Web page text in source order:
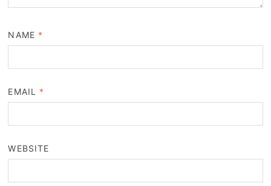
NAME *
EMAIL *
WEBSITE